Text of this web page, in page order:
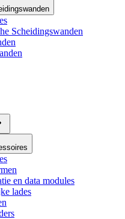
Scheidingswanden
en data modules
lades